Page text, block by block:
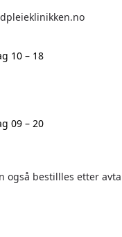
10 – 18
09 – 20
også bestillles etter